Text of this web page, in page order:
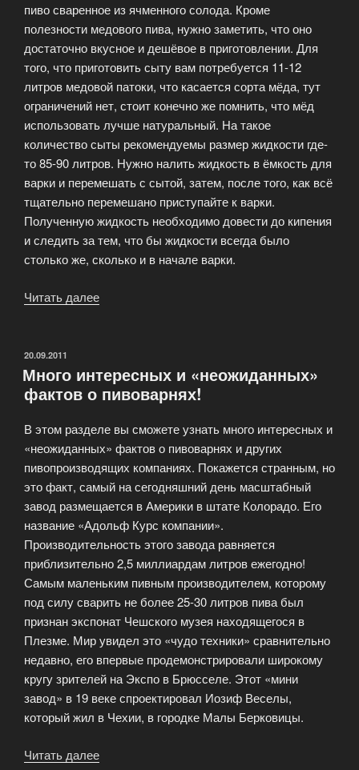
пиво сваренное из ячменного солода. Кроме
полезности медового пива, нужно заметить, что оно
достаточно вкусное и дешёвое в приготовлении. Для
того, что приготовить сыту вам потребуется 11-12
литров медовой патоки, что касается сорта мёда, тут
ограничений нет, стоит конечно же помнить, что мёд
использовать лучше натуральный. На такое
количество сыты рекомендуемы размер жидкости где-
то 85-90 литров. Нужно налить жидкость в ёмкость для
варки и перемешать с сытой, затем, после того, как всё
тщательно перемешано приступайте к варки.
Полученную жидкость необходимо довести до кипения
и следить за тем, что бы жидкости всегда было
столько же, сколько и в начале варки.
Читать далее
ОПУБЛИКОВАНО
20.09.2011
Много интересных и «неожиданных»
фактов о пивоварнях!
В этом разделе вы сможете узнать много интересных и
«неожиданных» фактов о пивоварнях и других
пивопроизводящих компаниях. Покажется странным, но
это факт, самый на сегодняшний день масштабный
завод размещается в Америки в штате Колорадо. Его
название «Адольф Курс компании».
Производительность этого завода равняется
приблизительно 2,5 миллиардам литров ежегодно!
Самым маленьким пивным производителем, которому
под силу сварить не более 25-30 литров пива был
признан экспонат Чешского музея находящегося в
Плезме. Мир увидел это «чудо техники» сравнительно
недавно, его впервые продемонстрировали широкому
кругу зрителей на Экспо в Брюсселе. Этот «мини
завод» в 19 веке спроектировал Иозиф Веселы,
который жил в Чехии, в городке Малы Берковицы.
Читать далее